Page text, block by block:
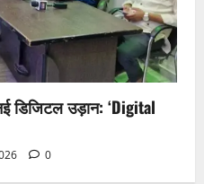
डिजिटल उड़ान: ‘Digital
0